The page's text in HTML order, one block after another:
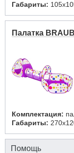
Габариты:
Палатка
Комплектация:
Габариты:
Помощь